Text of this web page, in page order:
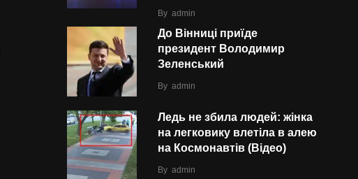
By admin
До Вінниці приїде
президент Володимир
Зеленський
By admin
Ледь не збила людей: жінка
на легковику влетіла в алею
на Космонавтів (Відео)
By admin